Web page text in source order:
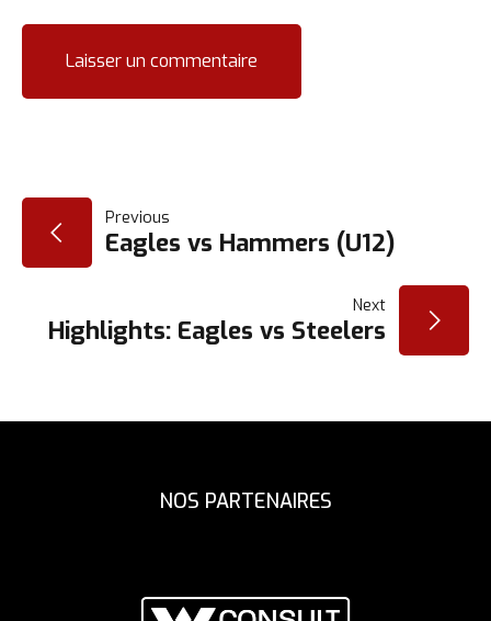
NAVIGATION
DE
L’ARTICLE
Previous
Eagles vs Hammers (U12)
Next
Highlights: Eagles vs Steelers
NOS PARTENAIRES